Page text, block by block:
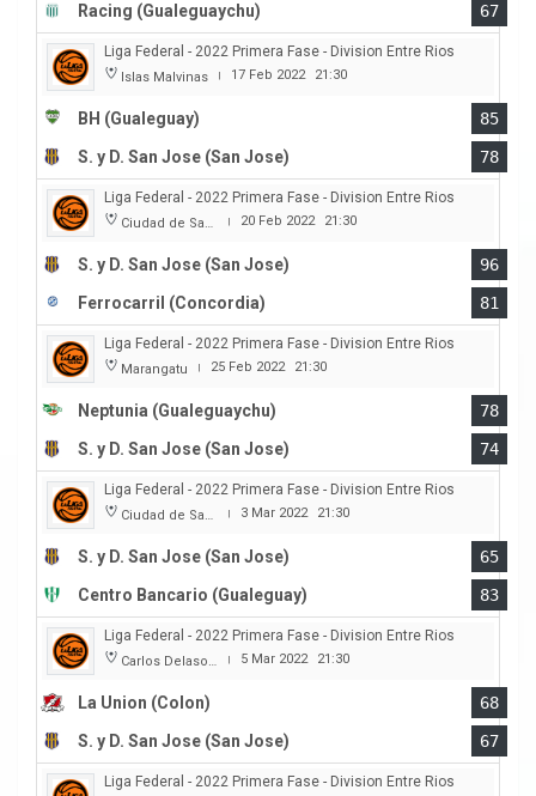
Racing (Gualeguaychu)
67
Liga Federal - 2022 Primera Fase - Division Entre Rios
Islas Malvinas | 17 Feb 2022 21:30
BH (Gualeguay)
85
S. y D. San Jose (San Jose)
78
Liga Federal - 2022 Primera Fase - Division Entre Rios
Ciudad de San Jose | 20 Feb 2022 21:30
S. y D. San Jose (San Jose)
96
Ferrocarril (Concordia)
81
Liga Federal - 2022 Primera Fase - Division Entre Rios
Marangatu | 25 Feb 2022 21:30
Neptunia (Gualeguaychu)
78
S. y D. San Jose (San Jose)
74
Liga Federal - 2022 Primera Fase - Division Entre Rios
Ciudad de San Jose | 3 Mar 2022 21:30
S. y D. San Jose (San Jose)
65
Centro Bancario (Gualeguay)
83
Liga Federal - 2022 Primera Fase - Division Entre Rios
Carlos Delasoie | 5 Mar 2022 21:30
La Union (Colon)
68
S. y D. San Jose (San Jose)
67
Liga Federal - 2022 Primera Fase - Division Entre Rios